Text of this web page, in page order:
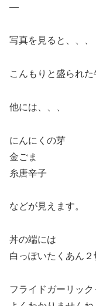
—
写真を見ると、、、
こんもりと盛られた
他には、、、
にんにくの芽
金ごま
糸唐辛子
などが見えます。
丼の端には
白っぽいたくあん２
フライドガーリッ